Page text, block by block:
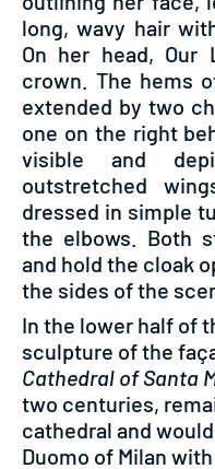
long, wavy hair
On her head, Our
crown. The hems
extended by two
one on the right
visible and
outstretched
dressed in simple
the elbows. Both
and hold the cloak
the sides of the
In the lower half of
sculpture of the
Cathedral of Santa
two centuries,
cathedral and
Duomo of Milan